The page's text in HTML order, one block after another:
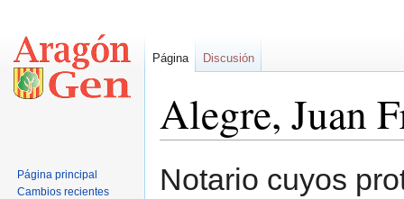
Alegre, Juan
Notario cuyos
Página Discusión
Página principal
Cambios recientes